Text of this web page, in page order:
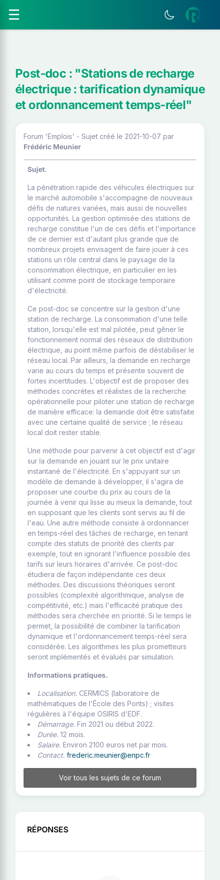
☰
Post-doc : "Stations de recharge
électrique : tarification dynamique
et ordonnancement temps-réel"
Forum 'Emplois' - Sujet créé le 2021-10-07 par
Frédéric Meunier
Sujet.
La pénétration rapide des véhicules électriques sur
le marché automobile s'accompagne de nouveaux
défis de natures variées, mais aussi de nouvelles
opportunités. La gestion optimisée des stations de
recharge constitue l'un de ces défis et l'importance
de ce dernier est d'autant plus grande que de
nombreux projets envisagent de faire jouer à ces
stations un rôle central dans le paysage de la
consommation électrique, en particulier en les
utilisant comme point de stockage temporaire
d'électricité.
Ce post-doc se concentre sur la gestion d'une
station de recharge. La consommation d'une telle
station, lorsqu'elle est mal pilotée, peut gêner le
fonctionnement normal des réseaux de distribution
électrique, au point même parfois de déstabiliser le
réseau local. Par ailleurs, la demande en recharge
varie au cours du temps et présente souvent de
fortes incertitudes. L'objectif est de proposer des
méthodes concrètes et réalistes de la recherche
opérationnelle pour piloter une station de recharge
de manière efficace: la demande doit être satisfaite
avec une certaine qualité de service ; le réseau
local doit rester stable.
Une méthode pour parvenir à cet objectif est d'agir
sur la demande en jouant sur le prix unitaire
instantané de l'électricité. En s'appuyant sur un
modèle de demande à développer, il s'agira de
proposer une courbe du prix au cours de la
journée à venir qui lisse au mieux la demande, tout
en supposant que les clients sont servis au fil de
l'eau. Une autre méthode consiste à ordonnancer
en temps-réel des tâches de recharge, en tenant
compte des statuts de priorité des clients par
exemple, tout en ignorant l'influence possible des
tarifs sur leurs horaires d'arrivée. Ce post-doc
étudiera de façon indépendante ces deux
méthodes. Des discussions théoriques seront
possibles (complexité algorithmique, analyse de
compétitivité, etc.) mais l'efficacité pratique des
méthodes sera cherchée en priorité. Si le temps le
permet, la possibilité de combiner la tarification
dynamique et l'ordonnancement temps-réel sera
considérée. Les algorithmes les plus prometteurs
seront implémentés et évalués par simulation.
Informations pratiques.
Localisation. CERMICS (laboratoire de
mathématiques de l'École des Ponts) ; visites
régulières à l'équipe OSIRIS d'EDF.
Démarrage. Fin 2021 ou début 2022.
Durée. 12 mois.
Salaire. Environ 2100 euros net par mois.
Contact. frederic.meunier@enpc.fr
Voir tous les sujets de ce forum
RÉPONSES